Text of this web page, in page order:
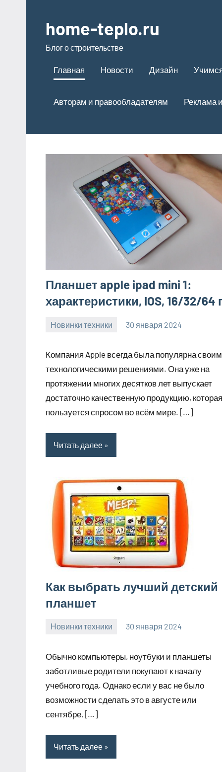
содержимому
home-teplo.ru
Блог о строительстве
Главная Новости Дизайн
Авторам и правообладателям Реклама
Планшет apple ipad mini 1:
характеристики, IOS, 16/32/64
Новинки техники 30 января 2024
Компания Apple всегда была популярна
технологическими решениями. Она уже на
протяжении многих десятков лет выпускает
достаточно качественную продукцию, которая
пользуется спросом во всём мире. […]
Читать далее
Как выбрать лучший детский
планшет
Новинки техники 30 января 2024
Обычно компьютеры, ноутбуки и планшеты
заботливые родители покупают к началу
учебного года. Однако если у вас не было
возможности сделать это в августе или
сентябре, […]
Читать далее